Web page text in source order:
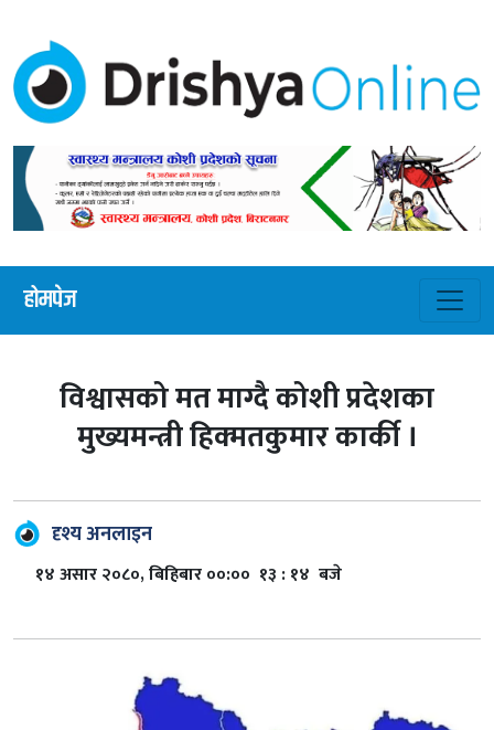
होमपेज
विश्वासको मत माग्दै कोशी प्रदेशका
मुख्यमन्त्री हिक्मतकुमार कार्की ।
दृश्य अनलाइन
१४ असार २०८०, बिहिबार ००:०० १३ : १४ बजे